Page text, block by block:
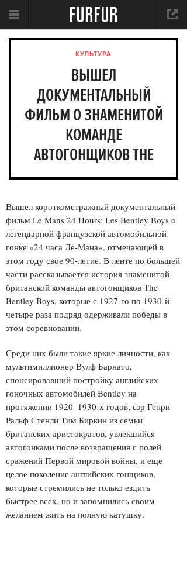
КУЛЬТУРА
ВЫШЕЛ
ДОКУМЕНТАЛЬНЫЙ
ФИЛЬМ О ЗНАМЕНИТОЙ
КОМАНДЕ
АВТОГОНЩИКОВ THE
BENTLEY BOYS
Вышел короткометражный документальный
фильм Le Mans 24 Hours: Les Bentley Boys о
легендарной французской автомобильной
гонке «24 часа Ле-Мана», отмечающей в
этом году свое 90-летие. В ленте по большей
части рассказывается история знаменитой
британской команды автогонщиков The
Bentley Boys, которые с 1927-го по 1930-й
четыре раза подряд одерживали победы в
этом соревновании.
Среди них были такие яркие личности, как
мультимиллионер Вулф Барнато,
спонсировавший постройку английских
гоночных автомобилей Bentley на
протяжении 1920–1930-х годов, сэр Генри
Ральф Стенли Тим Биркин из семьи
британских аристократов, увлекшийся
автогонками после возвращения с полей
сражений Первой мировой войны, и еще
целое поколение английских гонщиков,
которые стремились не только ездить
быстрее всех, но и запомнились своим
желанием жить на полную катушку.